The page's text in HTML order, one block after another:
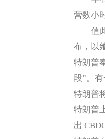
营数小
值此
布，以
特朗普
段”。有
特朗普
特朗普
出 CBDC